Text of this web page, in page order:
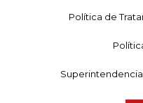
Política de